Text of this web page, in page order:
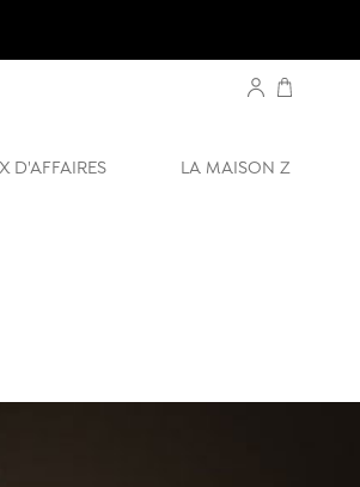
D'AFFAIRES LA MAISON Z